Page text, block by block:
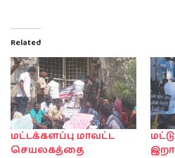
Related
மட்டக்களப்பு மாவட்ட
செயலகத்தை